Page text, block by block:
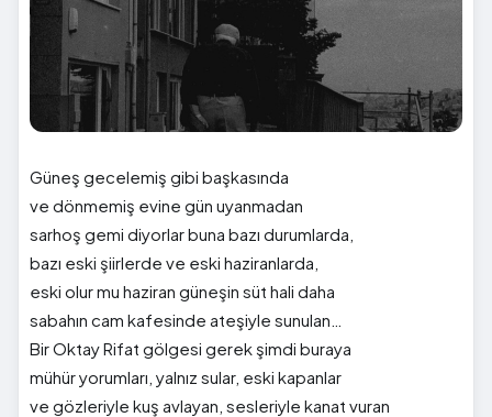
Güneş gecelemiş gibi başkasında
ve dönmemiş evine gün uyanmadan
sarhoş gemi diyorlar buna bazı durumlarda,
bazı eski şiirlerde ve eski haziranlarda,
eski olur mu haziran güneşin süt hali daha
sabahın cam kafesinde ateşiyle sunulan…
Bir Oktay Rifat gölgesi gerek şimdi buraya
mühür yorumları, yalnız sular, eski kapanlar
ve gözleriyle kuş avlayan, sesleriyle kanat vuran